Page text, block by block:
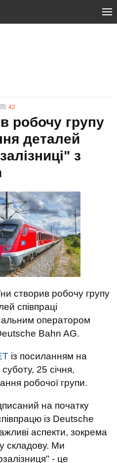
42
робочу групу
деталей
з
створив робочу групу
співпраці
оператором
Bahn AG.
із посиланням на
суботу, 25 січня,
робочої групи.
на початку
із Deutsche
аспекти, зокрема
складову. Ми
- це